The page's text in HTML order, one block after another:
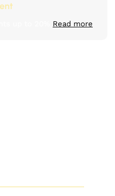
Read more